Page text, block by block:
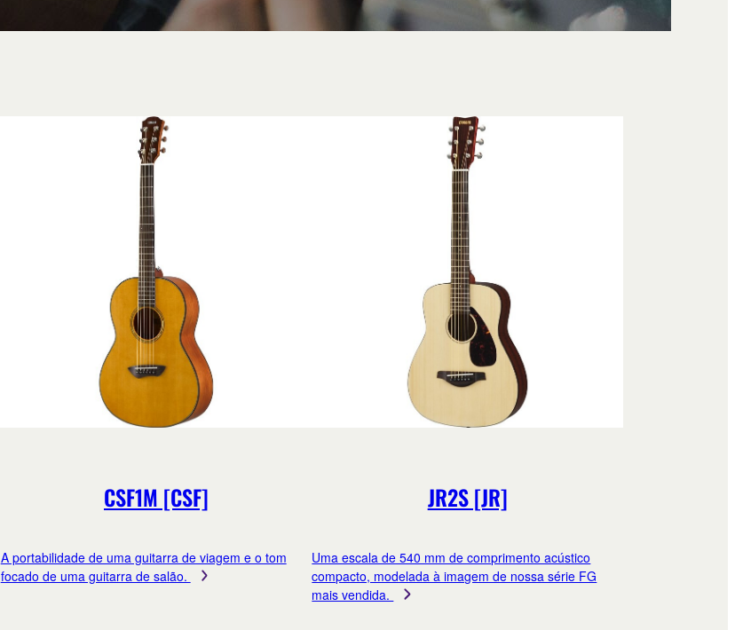
CSF1M [CSF]
A portabilidade de uma guitarra de viagem e o tom
focado de uma guitarra de salão.
JR2S [JR]
Uma escala de 540 mm de comprimento acústico
compacto, modelada à imagem de nossa série FG
mais vendida.